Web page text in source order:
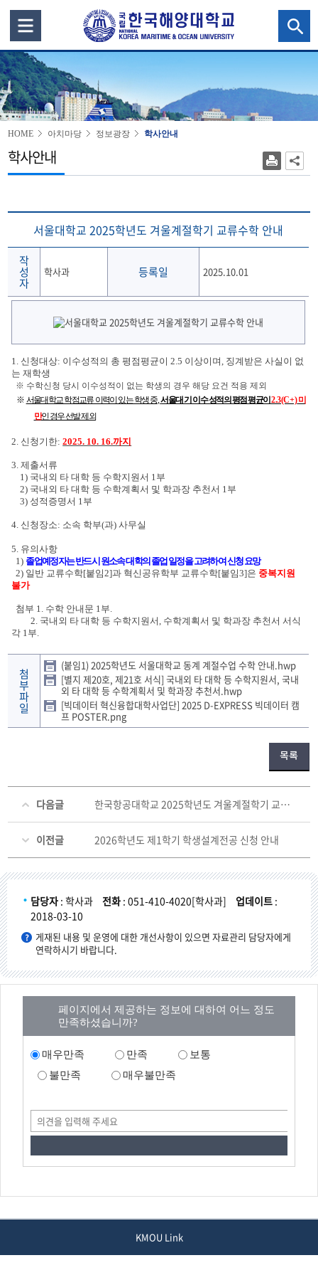
HOME 아치마당 정보광장 학사안내
학사안내
서울대학교 2025학년도 겨울계절학기 교류수학 안내
작
성
자
학사과 등록일 2025.10.01
1. 신청대상: 이수성적의 총 평점평균이 2.5 이상이며, 징계받은 사실이 없
는 재학생
※ 수학신청 당시 이수성적이 없는 학생의 경우 해당 요건 적용 제외
※ 서울대학교 학점교류 이력이 있는 학생 중,서울대 기 이수 성적의 평점 평균이 2.3(C+) 미
만인 경우 선발 제외
2. 신청기한:2025. 10. 16.까지
3. 제출서류
1) 국내외 타 대학 등 수학지원서 1부
2) 국내외 타 대학 등 수학계획서 및 학과장 추천서 1부
3) 성적증명서 1부
4. 신청장소: 소속 학부(과) 사무실
5. 유의사항
1) 졸업예정자는 반드시 원소속 대학의 졸업 일정을 고려하여 신청 요망
2) 일반 교류수학[붙임2]과 혁신공유학부 교류수학[붙임3]은 중복지원
불가
첨부 1. 수학 안내문 1부.
2. 국내외 타 대학 등 수학지원서, 수학계획서 및 학과장 추천서 서식
각 1부.
첨
부
파
일
(붙임1) 2025학년도 서울대학교 동계 계절수업 수학 안내.hwp
[별지 제20호, 제21호 서식] 국내외 타 대학 등 수학지원서, 국내
외 타 대학 등 수학계획서 및 학과장 추천서.hwp
[빅데이터 혁신융합대학사업단] 2025 D-EXPRESS 빅데이터 캠
프 POSTER.png
목록
다음글 한국항공대학교 2025학년도 겨울계절학기 교류수학 안내
이전글 2026학년도 제1학기 학생설계전공 신청 안내
담당자 : 학사과 전화 : 051-410-4020[학사과] 업데이트 :
2018-03-10
게재된 내용 및 운영에 대한 개선사항이 있으면 자료관리 담당자에게
연락하시기 바랍니다.
페이지에서 제공하는 정보에 대하여 어느 정도
만족하셨습니까?
매우만족 만족
보통
불만족
매우불만족
KMOU Link